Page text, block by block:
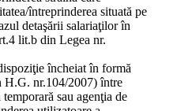
întreprinderea situată pe
detaşării salariaţilor în
lit.b din Legea nr.
încheiat în formă
H.G. nr.104/2007) între
sau agenţia de